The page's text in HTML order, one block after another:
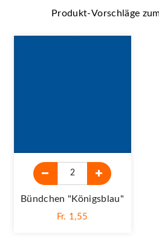
Produkt-Vorschläge
Bündchen "königsblau"
Fr. 1,55